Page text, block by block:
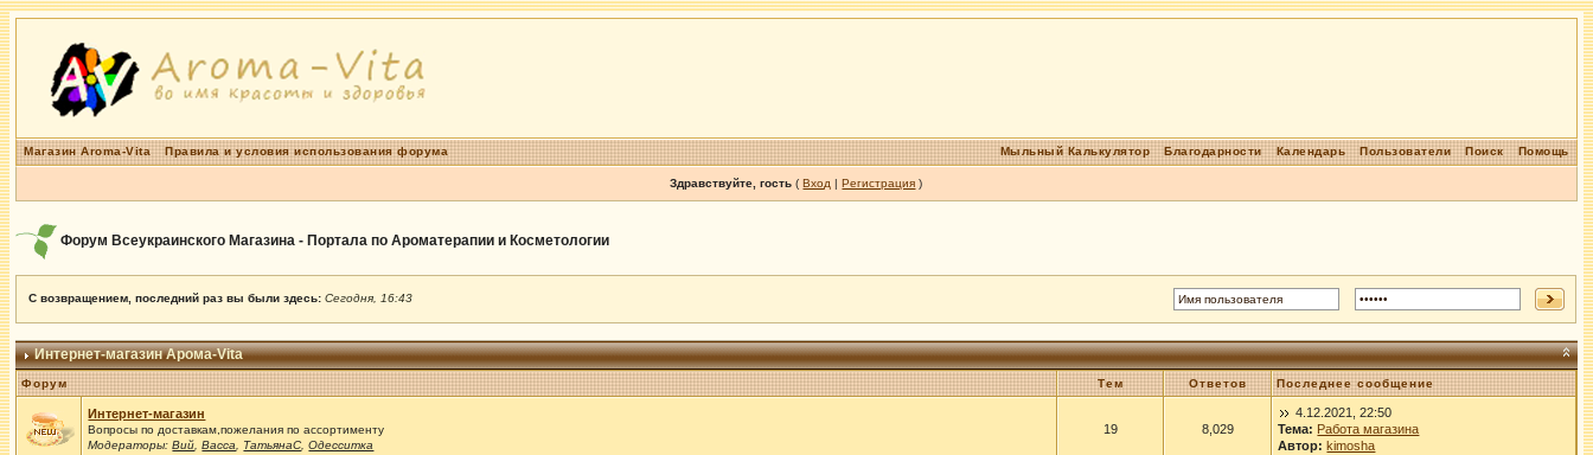
Магазин Aroma-Vita Правила и условия использования форума Помощь
Поиск
Пользователи
Календарь
Благодарности
Мыльный Калькулятор
Здравствуйте, гость (Вход |Регистрация )
Форум Всеукраинского Магазина - Портала по Ароматерапии и Косметологии
С возвращением, последний раз вы были здесь:Сегодня, 16:43
Интернет-магазин Арома-Vita
Форум Тем Ответов Последнее сообщение
Интернет-магазин
Вопросы по доставкам,пожелания по ассортименту
Модераторы:Вий ,Васса ТатьянаС ,Одесситка
19 8,029
4.12.2021, 22:50
Тема: Работа магазина
Автор: kimosha